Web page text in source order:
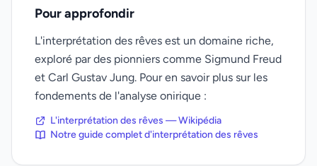
Pour approfondir
L'interprétation des rêves est un domaine riche,
exploré par des pionniers comme Sigmund Freud
et Carl Gustav Jung. Pour en savoir plus sur les
fondements de l'analyse onirique :
L'interprétation des rêves — Wikipédia
Notre guide complet d'interprétation des rêves